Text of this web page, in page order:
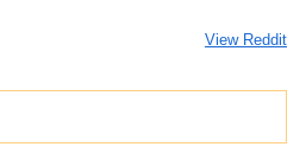
View Reddit